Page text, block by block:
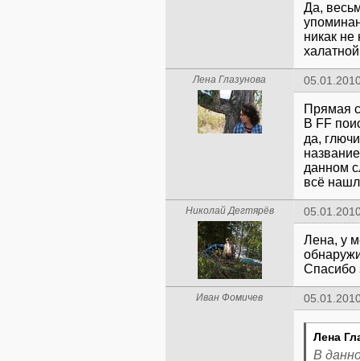
Да,
никак не
Лена Глазунова
Прямая
В FF
да,
данном
всё
Николай Дегтярёв
Лена, у
Спасибо
Иван Фомичев
Лена
В